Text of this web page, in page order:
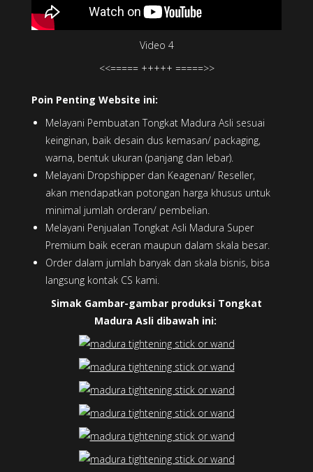
Video 4
<<===== +++++ =====>>
Poin Penting Website ini:
Melayani Pembuatan Tongkat Madura Asli sesuai
keinginan, baik desain dus kemasan/ packaging,
warna, bentuk ukuran (panjang dan lebar).
Melayani Dropshipper dan Keagenan/ Reseller,
akan mendapatkan potongan harga khusus untuk
minimal jumlah orderan/ pembelian.
Melayani Penjualan Tongkat Asli Madura Super
Premium baik eceran maupun dalam skala besar.
Order dalam jumlah banyak dan skala bisnis, bisa
langsung kontak CS kami.
Simak Gambar-gambar produksi Tongkat
Madura Asli dibawah ini: